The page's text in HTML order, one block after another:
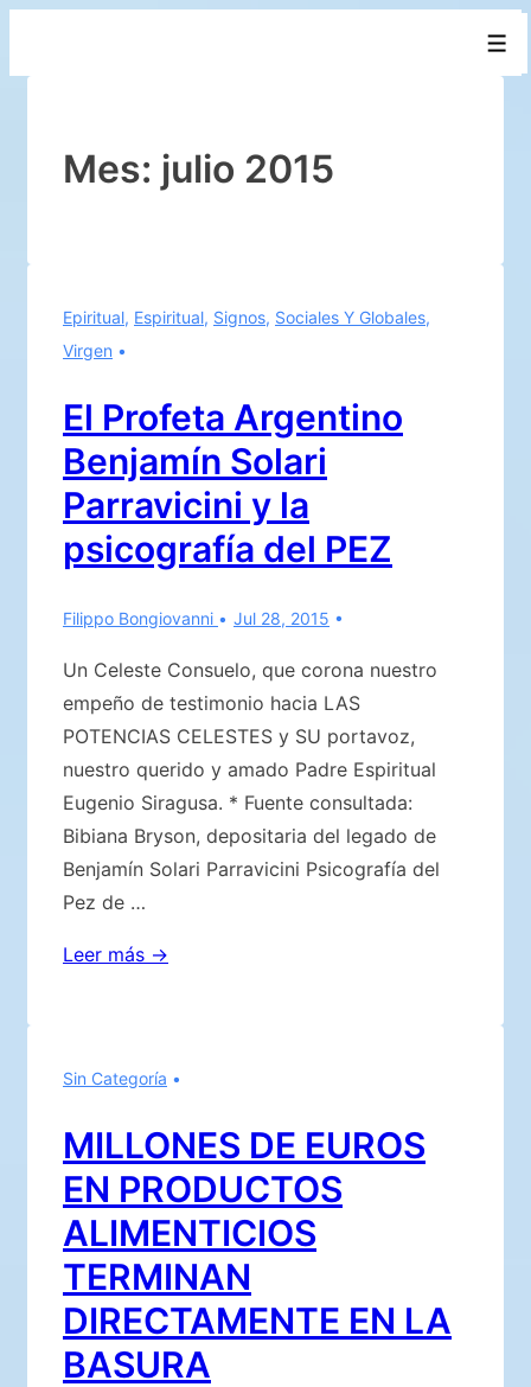
principalMes: julio 2015
Epiritual, Espiritual, Signos, Sociales Y Globales,
Virgen
El Profeta Argentino
Benjamín Solari
Parravicini y la
psicografía del PEZ
Filippo Bongiovanni Jul 28, 2015
Un Celeste Consuelo, que corona nuestro
empeño de testimonio hacia LAS
POTENCIAS CELESTES y SU portavoz,
nuestro querido y amado Padre Espiritual
Eugenio Siragusa. * Fuente consultada:
Bibiana Bryson, depositaria del legado de
Benjamín Solari Parravicini Psicografía del
Pez de …
El
Solari
y
la
psicografía
del
PEZ
Leer más →
Sin Categoría
MILLONES DE EUROS
EN PRODUCTOS
ALIMENTICIOS
TERMINAN
DIRECTAMENTE EN LA
BASURA